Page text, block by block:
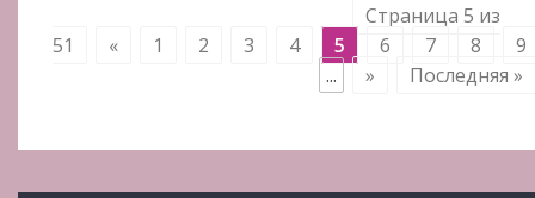
Страница 5 из
51
« 1 2 3 4 5 6 7 8
9
...
» Последняя »